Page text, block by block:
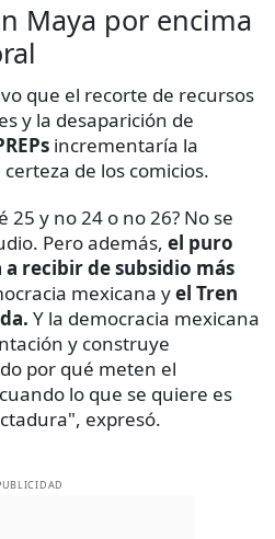
Maya por encima
que el recorte de recursos
y la desaparición de
incrementaría la
de los comicios.
25 y no 24 o no 26? No se
Pero además, el puro
a recibir de subsidio más
mexicana yel Tren
Y la democracia mexicana
y construye
por qué meten el
lo que se quiere es
expresó.